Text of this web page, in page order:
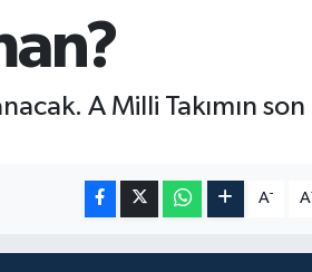
A Milli Takımın son
A- A